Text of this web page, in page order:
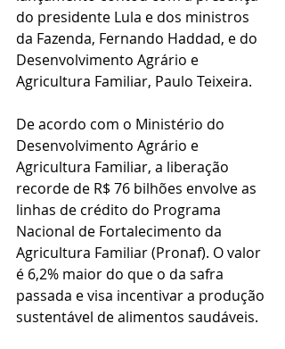
do presidente Lula e dos ministros
da Fazenda, Fernando Haddad, e do
Desenvolvimento Agrário e
Agricultura Familiar, Paulo Teixeira.
De acordo com o Ministério do
Desenvolvimento Agrário e
Agricultura Familiar, a liberação
recorde de R$ 76 bilhões envolve as
linhas de crédito do Programa
Nacional de Fortalecimento da
Agricultura Familiar (Pronaf). O valor
é 6,2% maior do que o da safra
passada e visa incentivar a produção
sustentável de alimentos saudáveis.